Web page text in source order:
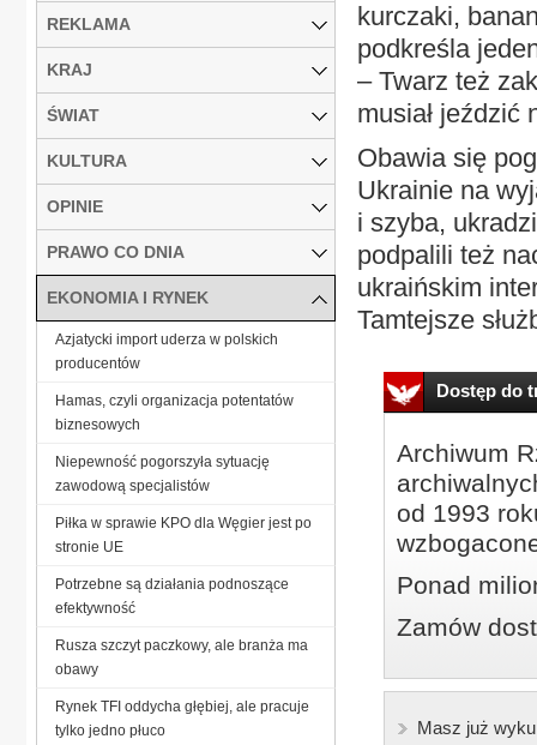
kurczaki,
podkreśla
– Twarz też
musiał jeździć
Obawia się
Ukrainie na
i szyba,
podpalili też
ukraińskim
Tamtejsze
Dostęp do
Archiwum
od 1993
Ponad
Zamów
Masz już
REKLAMA
KRAJ
ŚWIAT
KULTURA
OPINIE
PRAWO CO DNIA
EKONOMIA I RYNEK
Azjatycki import uderza w polskich
producentów
Hamas, czyli organizacja potentatów
biznesowych
Niepewność pogorszyła sytuację
zawodową specjalistów
Piłka w sprawie KPO dla Węgier jest po
stronie UE
Potrzebne są działania podnoszące
efektywność
Rusza szczyt paczkowy, ale branża ma
obawy
Rynek TFI oddycha głębiej, ale pracuje
tylko jedno płuco